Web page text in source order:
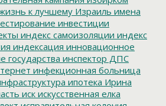
к лучшему Израиль имена
инвестиции
индекс самоизоляции индекс
индексация инновационное
государства инспектор ДПС
инфекционная больница
ипотека Ирина
иск искусственная елка